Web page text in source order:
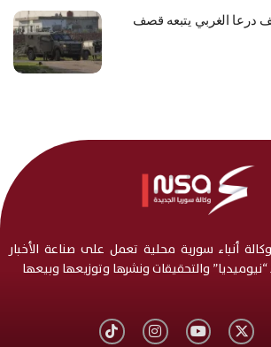
درعا الغربي يتبعه قصف
أنباء سورية محلية تعمل على صناعة الأخبار
والتحقيقات ونشرها وتوزيعها وبيعها